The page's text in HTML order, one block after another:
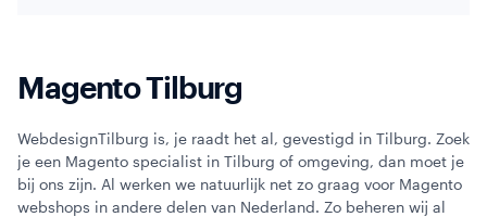
Magento Tilburg
WebdesignTilburg is, je raadt het al, gevestigd in Tilburg. Zoek
je een Magento specialist in Tilburg of omgeving, dan moet je
bij ons zijn. Al werken we natuurlijk net zo graag voor Magento
webshops in andere delen van Nederland. Zo beheren wij al